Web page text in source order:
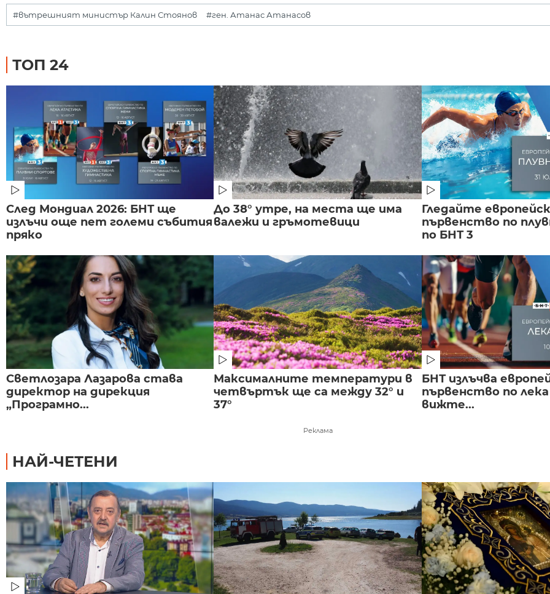
#вътрешният министър Калин Стоянов #ген. Атанас Атанасов
ТОП 24
След Мондиал 2026: БНТ ще
излъчи още пет големи събития
пряко
До 38° утре, на места ще има
валежи и гръмотевици
Гледайте
първенство по
по БНТ 3
Светлозара Лазарова става
директор на дирекция
„Програмно...
Максималните температури в
четвъртък ще са между 32° и
37°
БНТ излъчва
първенство по
вижте...
Реклама
НАЙ-ЧЕТЕНИ